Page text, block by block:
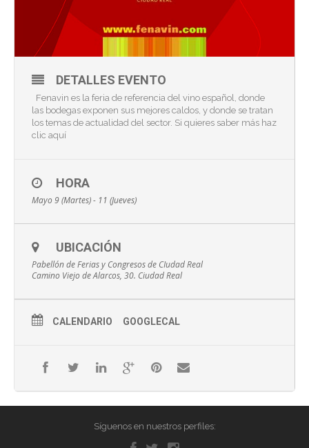
DETALLES EVENTO
Fenavin es la feria de referencia del vino español, donde
las bodegas exponen sus mejores caldos, y donde se tratan
los temas de actualidad del sector. Si quieres saber más haz
clic aquí
HORA
Mayo 9 (Martes) - 11 (Jueves)
UBICACIÓN
Pabellón de Ferias y Congresos de CIudad Real
Camino Viejo de Alarcos, 30. Ciudad Real
CALENDARIO GOOGLECAL
Síguenos en nuestros perfiles: